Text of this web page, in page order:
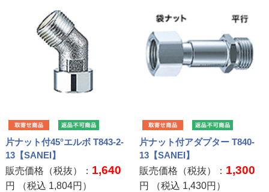
片ナット付45°エルボ T843-2-
13【SANEI】
販売価格（税抜）： 1,640
円 （税込 1,804円）
片ナット付アダプター T840-
13【SANEI】
販売価格（税抜）： 1,300
円 （税込 1,430円）